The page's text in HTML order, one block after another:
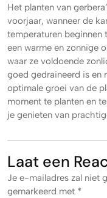
Het planten van
voorjaar, wanneer de
temperaturen beginnen
een warme en zonnige
waar ze voldoende
goed gedraineerd is en
optimale groei van de
moment te planten en
je genieten van
Laat een
Je e-mailadres zal niet
gemarkeerd met *